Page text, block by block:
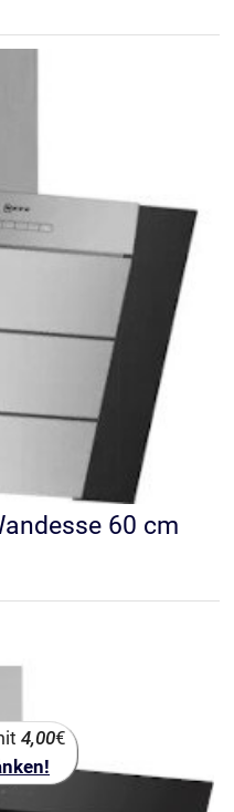
60 cm
4,00€